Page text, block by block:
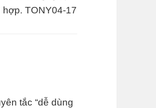
TONY04-17
tắc “dễ dùng